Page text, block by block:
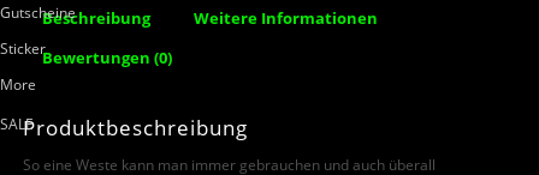
Gutscheine
Sticker
More
SALE
Beschreibung
Weitere Informationen
Bewertungen (0)
Produktbeschreibung
So eine Weste kann man immer gebrauchen und auch überall